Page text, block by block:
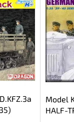
Model
HALF-